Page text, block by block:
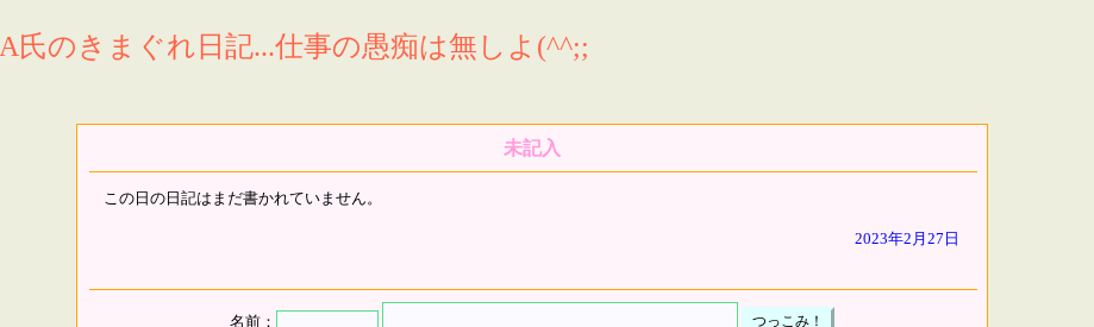
A氏のきまぐれ日記...仕事の愚痴は無しよ(^^;;
未記入
この日の日記はまだ書かれていません。
2023年2月27日
名前：